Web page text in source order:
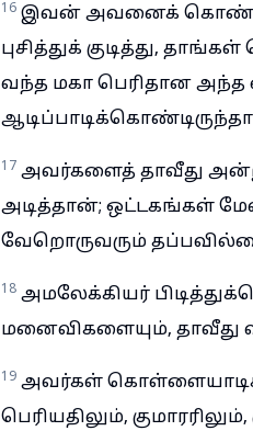
16 இவன் அவனைக்
புசித்துக் குடித்து,
வந்த மகா பெரிதான
17 அவர்களைத் தாவீது
அடித்தான்; ஒட்டகங்கள்
வேறொருவரும்
18 அமலேக்கியர்
மனைவிகளையும், தாவீது
19 அவர்கள்
பெரியதிலும்,